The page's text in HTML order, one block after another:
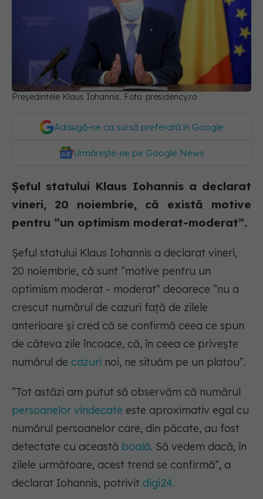
Președintele Klaus Iohannis. Foto: presidency.ro
Adaugă-ne ca sursă preferată în Google
Urmărește-ne pe Google News
Șeful statului Klaus Iohannis a declarat
vineri, 20 noiembrie, că există motive
pentru ”un optimism moderat-moderat”.
Șeful statului Klaus Iohannis a declarat vineri,
20 noiembrie, că sunt ”motive pentru un
optimism moderat - moderat” deoarece ”nu a
crescut numărul de cazuri față de zilele
anterioare și cred că se confirmă ceea ce spun
de câteva zile încoace, că, în ceea ce privește
numărul de cazuri noi, ne situăm pe un platou”.
”Tot astăzi am putut să observăm că numărul
persoanelor vindecate este aproximativ egal cu
numărul persoanelor care, din păcate, au fost
detectate cu această boală. Să vedem dacă, în
zilele următoare, acest trend se confirmă”, a
declarat Iohannis, potrivit digi24.